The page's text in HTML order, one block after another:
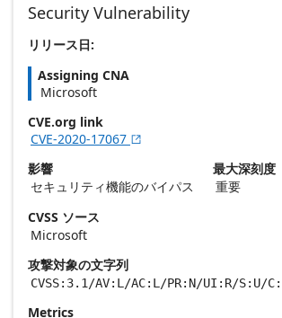
Security Vulnerability
リリース日:
Assigning CNA
Microsoft
CVE.org link
CVE-2020-17067 
影響
セキュリティ機能のバイパス
最大深刻度
重要
CVSS ソース
Microsoft
攻撃対象の文字列
CVSS:3.1/AV:L/AC:L/PR:N/UI:R/S:U/
Metrics